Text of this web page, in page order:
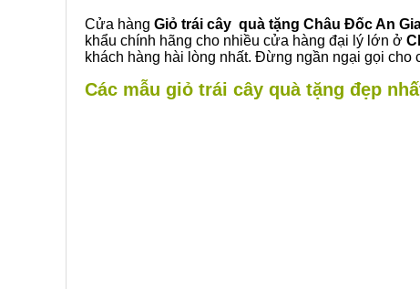
Cửa hàng Giỏ trái cây quà tặng Châu Đốc An
khẩu chính hãng cho nhiều cửa hàng đại lý lớn ở
khách hàng hài lòng nhất. Đừng ngần ngại gọi cho
Các mẫu giỏ trái cây quà tặng đẹp